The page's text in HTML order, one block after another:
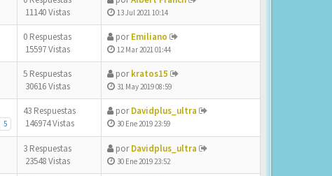
11140 Vistas
13 Jul 2021 10:14
0 Respuestas
15597 Vistas
porEmiliano
12 Mar 2021 01:44
5 Respuestas
30616 Vistas
porkratos15
31 May 2019 08:59
5
43 Respuestas
146974 Vistas
porDavidplus_ultra
30 Ene 2019 23:59
3 Respuestas
23548 Vistas
porDavidplus_ultra
30 Ene 2019 23:52